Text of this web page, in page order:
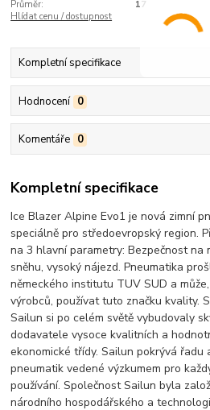
Průměr:
17
Hlídat cenu / dostupnost
Kompletní specifikace
Hodnocení 0
Komentáře 0
Kompletní specifikace
Ice Blazer Alpine Evo1 je nová zimní
speciálně pro středoevropský region.
na 3 hlavní parametry: Bezpečnost na
sněhu, vysoký nájezd. Pneumatika
německého institutu TUV SUD a
výrobců, používat tuto značku kvality.
Sailun si po celém světě vybudovaly
dodavatele vysoce kvalitních a
ekonomické třídy. Sailun pokrývá řadu
pneumatik vedené výzkumem pro
používání. Společnost Sailun byla
národního hospodářského a